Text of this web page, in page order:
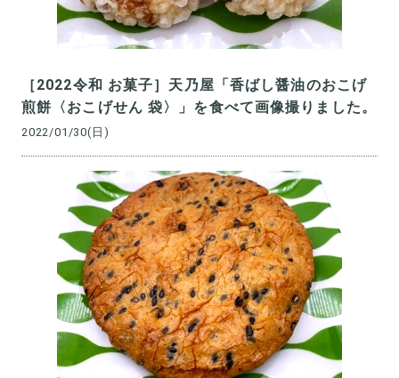
［2022令和 お菓子］天乃屋「香ばし醤油のおこげ
煎餅〈おこげせん 袋〉」を食べて画像撮りました。
2022/01/30(日)